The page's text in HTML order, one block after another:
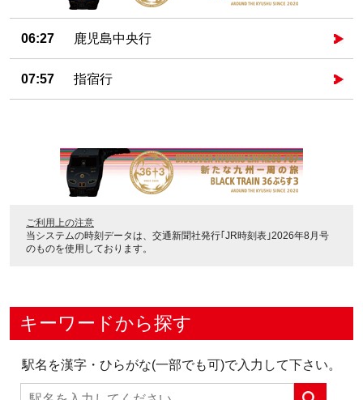
06:27 鹿児島中央行
07:57 指宿行
ご利用上の注意
当システムの時刻データは、 交通新聞社発行｢JR時刻表｣2026年8月号
のものを使用しております。
キーワードから探す
駅名を漢字・ひらがな(一部でも可)で入力して下さい。